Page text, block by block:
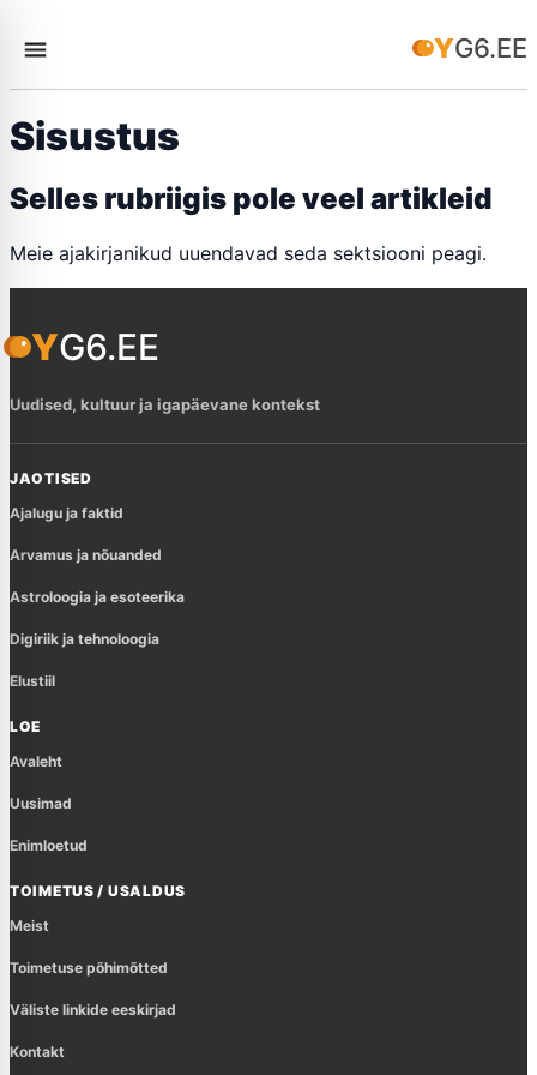
YG6.EE
Sisustus
Selles rubriigis pole veel artikleid
Meie ajakirjanikud uuendavad seda sektsiooni peagi.
YG6.EE
Uudised, kultuur ja igapäevane kontekst
JAOTISED
Ajalugu ja faktid
Arvamus ja nõuanded
Astroloogia ja esoteerika
Digiriik ja tehnoloogia
Elustiil
LOE
Avaleht
Uusimad
Enimloetud
TOIMETUS / USALDUS
Meist
Toimetuse põhimõtted
Väliste linkide eeskirjad
Kontakt